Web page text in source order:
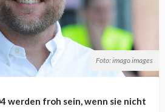
Foto: imago images
werden froh sein, wenn sie nicht